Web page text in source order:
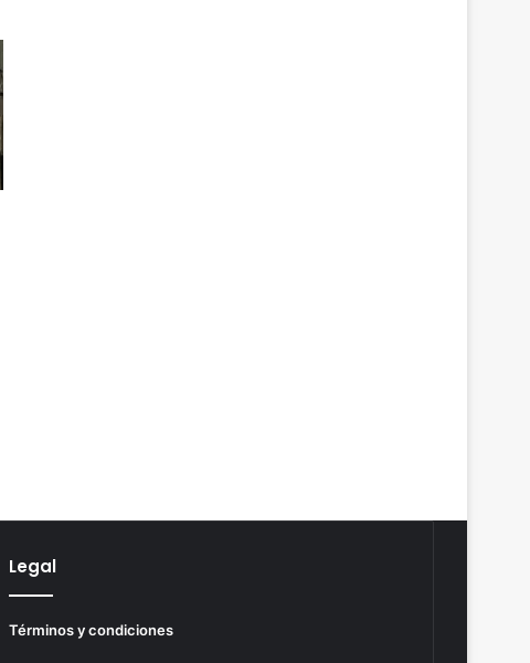
Legal
Términos y condiciones